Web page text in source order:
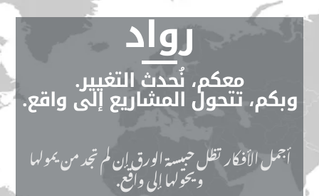
رواد
معكم، نُحدث التغيير.
وبكم، تتحول المشاريع إلى واقع.
أجمل الأفكار تظل حبيسة الورق إن لم تجد من يمولها
ويحولها إلى واقع.